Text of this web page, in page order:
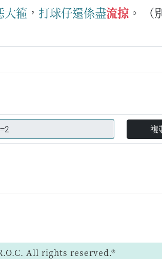
大箍 ， 打球仔還係盡流掠 。
複
All rights reserved.®